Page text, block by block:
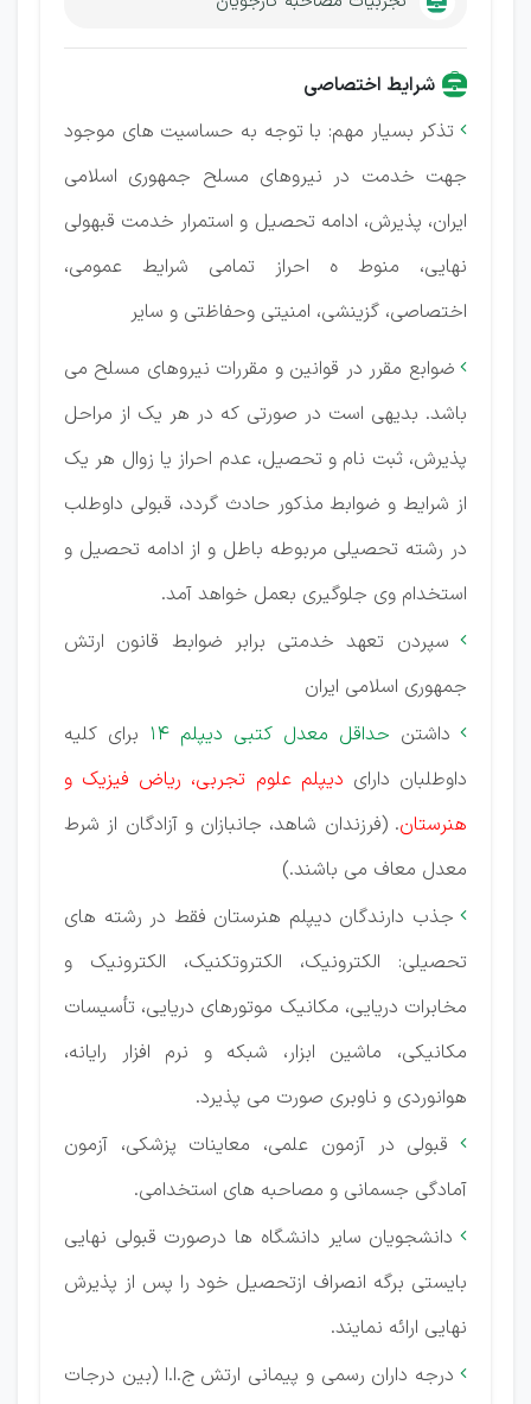
شرایط اختصاصی
 تذکر بسیار مهم: با توجه به حساسیت های موجود
جهت خدمت در نیروهای مسلح جمهوری اسلامی
ایران، پذیرش، ادامه تحصیل و استمرار خدمت قبهولی
نهایی، منوط ه احراز تمامی شرایط عمومی،
اختصاصی، گزینشی، امنیتی وحفاظتی و سایر
 ضوابع مقرر در قوانین و مقررات نیروهای مسلح می
باشد. بدیهی است در صورتی که در هر یک از مراحل
پذیرش، ثبت نام و تحصیل، عدم احراز یا زوال هر یک
از شرایط و ضوابط مذکور حادث گردد، قبولی داوطلب
در رشته تحصیلی مربوطه باطل و از ادامه تحصیل و
استخدام وی جلوگیری بعمل خواهد آمد.

سپردن تعهد خدمتی برابر ضوابط قانون ارتش
جمهوری اسلامی ایران
 داشتن حداقل معدل کتبی دیپلم 14
برای كلیه
داوطلبان دارای دیپلم علوم تجربی، ریاض فیزیک و
هنرستان. (فرزندان شاهد، جانبازان و آزادگان از شرط
معدل معاف می باشند.)
 جذب دارندگان دیپلم هنرستان فقط در رشته های
تحصیلی: الکترونیک، الکتروتکنیک، الکترونیک و
مخابرات دریایی، مکانیک موتورهای دریایی، تأسیسات
مکانیکی، ماشین ابزار، شبکه و نرم افزار رایانه،
هوانوردی و ناوبری صورت می پذیرد.

قبولی در آزمون علمی، معاینات پزشكی، آزمون
آمادگی جسمانی و مصاحبه های استخدامی.
 دانشجویان سایر دانشگاه ها درصورت قبولی نهایی
بایستی برگه انصراف ازتحصیل خود را پس از پذیرش
نهایی ارائه نمایند.
 درجه داران رسمی و پیمانی ارتش ج.ا.ا (بین درجات